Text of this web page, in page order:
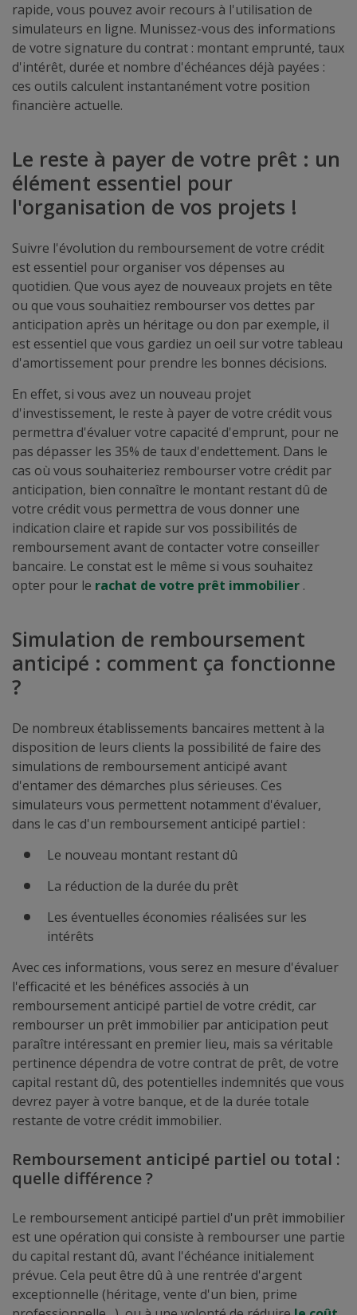
rapide, vous pouvez avoir recours à l'utilisation de
simulateurs en ligne. Munissez-vous des informations
de votre signature du contrat : montant emprunté, taux
d'intérêt, durée et nombre d'échéances déjà payées :
ces outils calculent instantanément votre position
financière actuelle.
Le reste à payer de votre prêt : un
élément essentiel pour
l'organisation de vos projets !
Suivre l'évolution du remboursement de votre crédit
est essentiel pour organiser vos dépenses au
quotidien. Que vous ayez de nouveaux projets en tête
ou que vous souhaitiez rembourser vos dettes par
anticipation après un héritage ou don par exemple, il
est essentiel que vous gardiez un oeil sur votre tableau
d'amortissement pour prendre les bonnes décisions.
En effet, si vous avez un nouveau projet
d'investissement, le reste à payer de votre crédit vous
permettra d'évaluer votre capacité d'emprunt, pour ne
pas dépasser les 35% de taux d'endettement. Dans le
cas où vous souhaiteriez rembourser votre crédit par
anticipation, bien connaître le montant restant dû de
votre crédit vous permettra de vous donner une
indication claire et rapide sur vos possibilités de
remboursement avant de contacter votre conseiller
bancaire. Le constat est le même si vous souhaitez
opter pour le rachat de votre prêt immobilier .
Simulation de remboursement
anticipé : comment ça fonctionne
?
De nombreux établissements bancaires mettent à la
disposition de leurs clients la possibilité de faire des
simulations de remboursement anticipé avant
d'entamer des démarches plus sérieuses. Ces
simulateurs vous permettent notamment d'évaluer,
dans le cas d'un remboursement anticipé partiel :
Le nouveau montant restant dû
La réduction de la durée du prêt
Les éventuelles économies réalisées sur les
intérêts
Avec ces informations, vous serez en mesure d'évaluer
l'efficacité et les bénéfices associés à un
remboursement anticipé partiel de votre crédit, car
rembourser un prêt immobilier par anticipation peut
paraître intéressant en premier lieu, mais sa véritable
pertinence dépendra de votre contrat de prêt, de votre
capital restant dû, des potentielles indemnités que vous
devrez payer à votre banque, et de la durée totale
restante de votre crédit immobilier.
Remboursement anticipé partiel ou total :
quelle différence ?
Le remboursement anticipé partiel d'un prêt immobilier
est une opération qui consiste à rembourser une partie
du capital restant dû, avant l'échéance initialement
prévue. Cela peut être dû à une rentrée d'argent
exceptionnelle (héritage, vente d'un bien, prime